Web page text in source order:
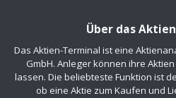
Über das
Das Aktien-Terminal ist eine
GmbH. Anleger können ihre
lassen. Die beliebteste Funktion ist
ob eine Aktie zum Kaufen und